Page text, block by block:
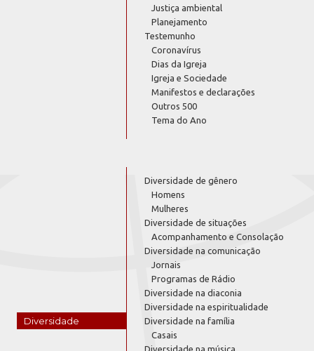
Justiça ambiental
Planejamento
Testemunho
Coronavírus
Dias da Igreja
Igreja e Sociedade
Manifestos e declarações
Outros 500
Tema do Ano
Diversidade
Diversidade de gênero
Homens
Mulheres
Diversidade de situações
Acompanhamento e Consolação
Diversidade na comunicação
Jornais
Programas de Rádio
Diversidade na diaconia
Diversidade na espiritualidade
Diversidade na família
Casais